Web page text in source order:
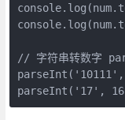
// 字符串转数字
parseInt('10111',